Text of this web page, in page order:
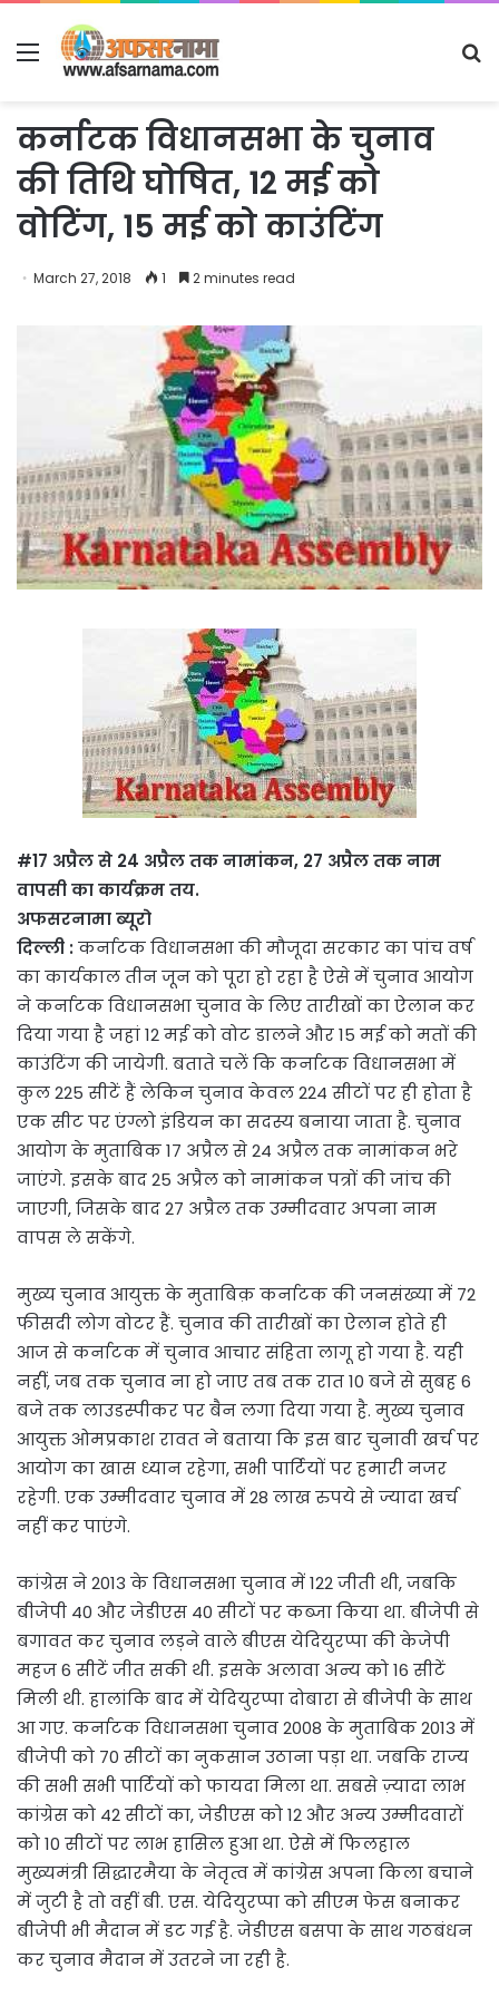
Menu
कर्नाटक विधानसभा के चुनाव
की तिथि घोषित, 12 मई को
वोटिंग, 15 मई को काउंटिंग
March 27, 2018 1 2 minutes read
#17 अप्रैल से 24 अप्रैल तक नामांकन, 27 अप्रैल तक नाम
वापसी का कार्यक्रम तय.
अफसरनामा ब्यूरो
दिल्ली : कर्नाटक विधानसभा की मौजूदा सरकार का पांच वर्ष
का कार्यकाल तीन जून को पूरा हो रहा है ऐसे में चुनाव आयोग
ने कर्नाटक विधानसभा चुनाव के लिए तारीखों का ऐलान कर
दिया गया है जहां 12 मई को वोट डालने और 15 मई को मतों की
काउंटिंग की जायेगी. बताते चलें कि कर्नाटक विधानसभा में
कुल 225 सीटें हैं लेकिन चुनाव केवल 224 सीटों पर ही होता है
एक सीट पर एंग्लो इंडियन का सदस्य बनाया जाता है. चुनाव
आयोग के मुताबिक 17 अप्रैल से 24 अप्रैल तक नामांकन भरे
जाएंगे. इसके बाद 25 अप्रैल को नामांकन पत्रों की जांच की
जाएगी, जिसके बाद 27 अप्रैल तक उम्मीदवार अपना नाम
वापस ले सकेंगे.
मुख्य चुनाव आयुक्त के मुताबिक़ कर्नाटक की जनसंख्या में 72
फीसदी लोग वोटर हैं. चुनाव की तारीखों का ऐलान होते ही
आज से कर्नाटक में चुनाव आचार संहिता लागू हो गया है. यही
नहीं, जब तक चुनाव ना हो जाए तब तक रात 10 बजे से सुबह 6
बजे तक लाउडस्पीकर पर बैन लगा दिया गया है. मुख्य चुनाव
आयुक्त ओमप्रकाश रावत ने बताया कि इस बार चुनावी खर्च पर
आयोग का खास ध्यान रहेगा, सभी पार्टियों पर हमारी नजर
रहेगी. एक उम्मीदवार चुनाव में 28 लाख रुपये से ज्यादा खर्च
नहीं कर पाएंगे.
कांग्रेस ने 2013 के विधानसभा चुनाव में 122 जीती थी, जबकि
बीजेपी 40 और जेडीएस 40 सीटों पर कब्जा किया था. बीजेपी से
बगावत कर चुनाव लड़ने वाले बीएस येदियुरप्पा की केजेपी
महज 6 सीटें जीत सकी थी. इसके अलावा अन्य को 16 सीटें
मिली थी. हालांकि बाद में येदियुरप्पा दोबारा से बीजेपी के साथ
आ गए. कर्नाटक विधानसभा चुनाव 2008 के मुताबिक 2013 में
बीजेपी को 70 सीटों का नुकसान उठाना पड़ा था. जबकि राज्य
की सभी सभी पार्टियों को फायदा मिला था. सबसे ज़्यादा लाभ
कांग्रेस को 42 सीटों का, जेडीएस को 12 और अन्य उम्मीदवारों
को 10 सीटों पर लाभ हासिल हुआ था. ऐसे में फिलहाल
मुख्यमंत्री सिद्धारमैया के नेतृत्व में कांग्रेस अपना किला बचाने
में जुटी है तो वहीं बी. एस. येदियुरप्पा को सीएम फेस बनाकर
बीजेपी भी मैदान में डट गई है. जेडीएस बसपा के साथ गठबंधन
कर चुनाव मैदान में उतरने जा रही है.